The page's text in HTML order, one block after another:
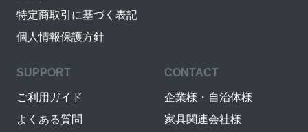
特定商取引に基づく表記
個人情報保護方針
SUPPORT
ご利用ガイド
よくある質問
CONTACT
企業様・自治体様
家具関連会社様